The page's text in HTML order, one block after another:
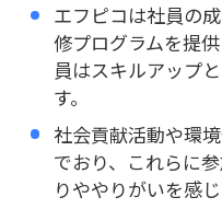
エフピコは社員の
修プログラムを提
員はスキルアップ
す。
社会貢献活動や環
でおり、これらに
りややりがいを感